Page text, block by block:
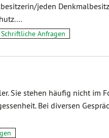
jeden
Schriftliche Anfragen
Sie stehen häufig nicht im
Bei diversen